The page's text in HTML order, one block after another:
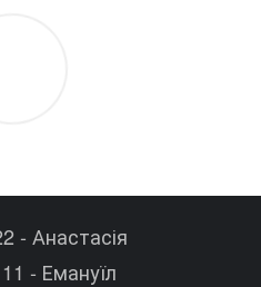
- Анастасія
- Емануїл